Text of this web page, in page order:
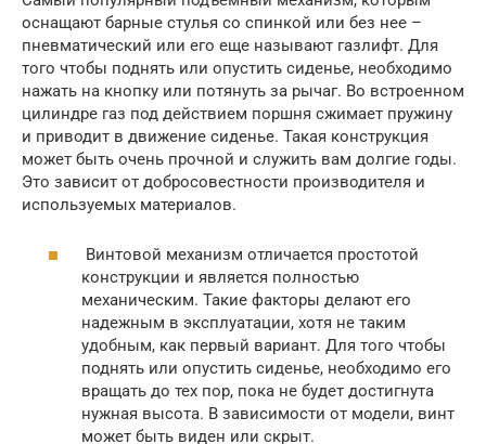
оснащают барные стулья со спинкой или без нее –
пневматический или его еще называют газлифт. Для
того чтобы поднять или опустить сиденье, необходимо
нажать на кнопку или потянуть за рычаг. Во встроенном
цилиндре газ под действием поршня сжимает пружину
и приводит в движение сиденье. Такая конструкция
может быть очень прочной и служить вам долгие годы.
Это зависит от добросовестности производителя и
используемых материалов.
Винтовой механизм отличается простотой
конструкции и является полностью
механическим. Такие факторы делают его
надежным в эксплуатации, хотя не таким
удобным, как первый вариант. Для того чтобы
поднять или опустить сиденье, необходимо его
вращать до тех пор, пока не будет достигнута
нужная высота. В зависимости от модели, винт
может быть виден или скрыт.